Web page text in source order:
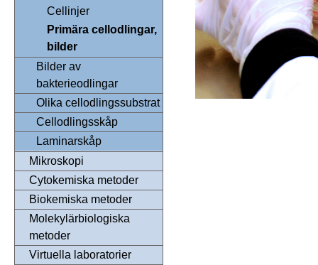
Cellinjer
Primära cellodlingar,
bilder
Bilder av
bakterieodlingar
Olika cellodlingssubstrat
Cellodlingsskåp
Laminarskåp
Mikroskopi
Cytokemiska metoder
Biokemiska metoder
Molekylärbiologiska
metoder
Virtuella laboratorier